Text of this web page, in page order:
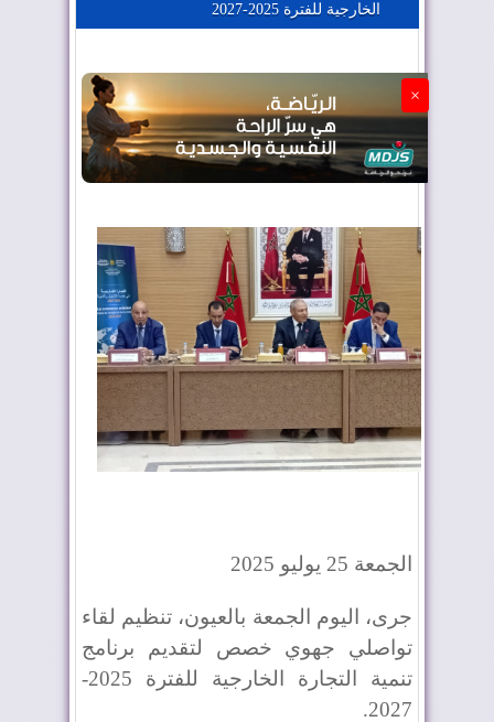
الجزائر تستسلم لفرنسا
الخارجية للفترة 2025-2027
×
الجمعة 25 يوليو 2025
جرى، اليوم الجمعة بالعيون، تنظيم لقاء
تواصلي جهوي خصص لتقديم برنامج
تنمية التجارة الخارجية للفترة 2025-
2027.